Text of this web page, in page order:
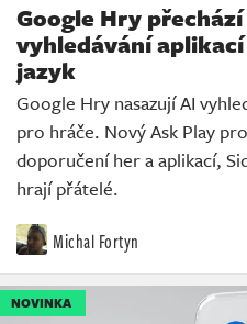
Google Hry
vyhledávání
jazyk
Google Hry nasazují AI
pro hráče. Nový Ask Play
doporučení her a aplikací,
hrají přátelé.
Michal Fortyn
NOVINKA